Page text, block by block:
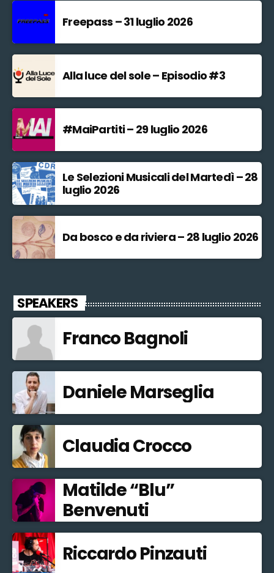
Freepass – 31 luglio 2026
Alla luce del sole – Episodio #3
#MaiPartiti – 29 luglio 2026
Le Selezioni Musicali del Martedì – 28
luglio 2026
Da bosco e da riviera – 28 luglio 2026
SPEAKERS
Franco Bagnoli
Daniele Marseglia
Claudia Crocco
Matilde “Blu”
Benvenuti
Riccardo Pinzauti